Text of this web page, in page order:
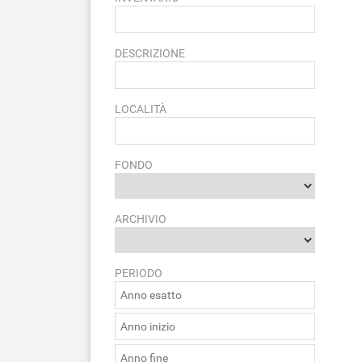
DESCRIZIONE
LOCALITÀ
FONDO
ARCHIVIO
PERIODO